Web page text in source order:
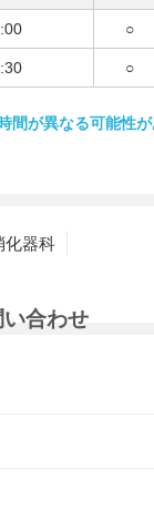
○
○
間が異なる可能性
化器科
合わせ